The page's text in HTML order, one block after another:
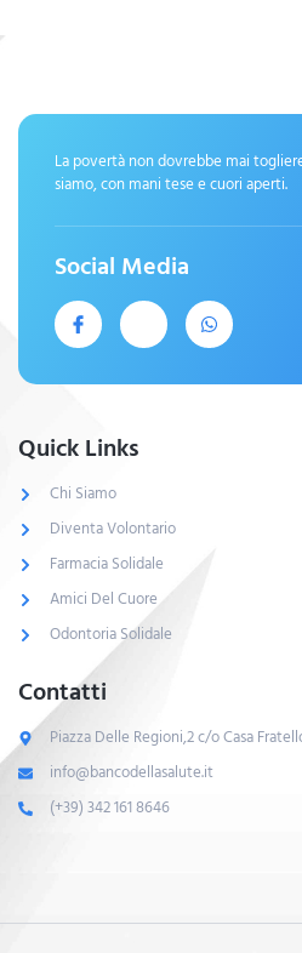
La povertà non dovrebbe mai
siamo, con mani tese e cuori aperti.
Social Media
Quick Links
Chi Siamo
Diventa Volontario
Farmacia Solidale
Amici Del Cuore
Odontoria Solidale
Contatti
Piazza Delle Regioni,2 c/o Casa
info@bancodellasalute.it
(+39) 342 161 8646